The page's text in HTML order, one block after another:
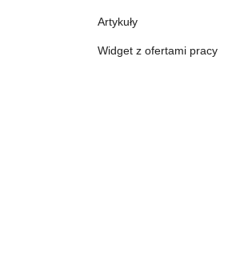
Artykuły
Widget z ofertami pracy